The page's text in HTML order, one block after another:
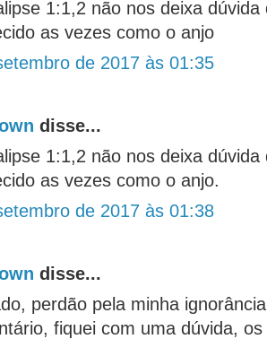
1:1,2 não nos deixa
as vezes como o anjo
de 2017 às 01:35
disse...
1:1,2 não nos deixa
as vezes como o anjo.
de 2017 às 01:38
disse...
perdão pela minha
fiquei com uma dúvida,